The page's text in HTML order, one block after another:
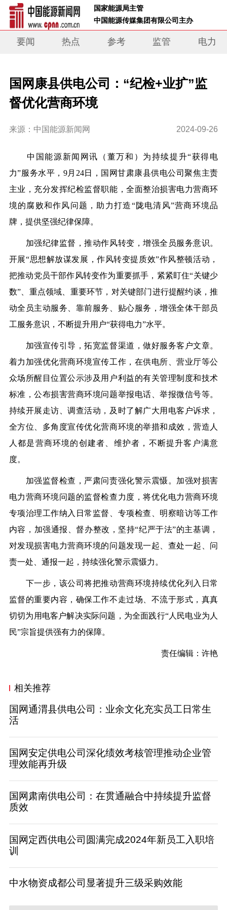
国家能源局主管
中国能源传媒集团有限公司主办
要闻 热点 参考 监管 电力
国网康县供电公司：“纪检+业扩”监
督优化营商环境
来源：中国能源新闻网 2024-09-26
中国能源新闻网讯 （董万和） 为持续提升“获得电
力”服务水平，9月24日，国网甘肃康县供电公司聚焦主责
主业，充分发挥纪检监督职能，全面整治损害电力营商环
境的腐败和作风问题，助力打造“陇电清风”营商环境品
牌，提供坚强纪律保障。
加强纪律监督，推动作风转变，增强全员服务意识。
开展“思想解放谋发展，作风转变提质效”作风整顿活动，
把推动党员干部作风转变作为重要抓手，紧紧盯住“关键少
数”、重点领域、重要环节，对关键部门进行提醒约谈，推
动全员主动服务、靠前服务、贴心服务，增强全体干部员
工服务意识，不断提升用户“获得电力”水平。
加强宣传引导，拓宽监督渠道，做好服务客户文章。
着力加强优化营商环境宣传工作，在供电所、营业厅等公
众场所醒目位置公示涉及用户利益的有关管理制度和技术
标准，公布损害营商环境问题举报电话、举报微信号等。
持续开展走访、调查活动，及时了解广大用电客户诉求，
全方位、多角度宣传优化营商环境的举措和成效，营造人
人都是营商环境的创建者、维护者，不断提升客户满意
度。
加强监督检查，严肃问责强化警示震慑。加强对损害
电力营商环境问题的监督检查力度，将优化电力营商环境
专项治理工作纳入日常监督、专项检查、明察暗访等工作
内容，加强通报、督办整改，坚持“纪严于法”的主基调，
对发现损害电力营商环境的问题发现一起、查处一起、问
责一处、通报一起，持续强化警示震慑力。
下一步，该公司将把推动营商环境持续优化列入日常
监督的重要内容，确保工作不走过场、不流于形式，真真
切切为用电客户解决实际问题，为全面践行“人民电业为人
民”宗旨提供强有力的保障。
责任编辑：许艳
相关推荐
国网通渭县供电公司：业余文化充实员工日常生
活
国网安定供电公司深化绩效考核管理推动企业管
理效能再升级
国网肃南供电公司：在贯通融合中持续提升监督
质效
国网定西供电公司圆满完成2024年新员工入职培
训
中水物资成都公司显著提升三级采购效能